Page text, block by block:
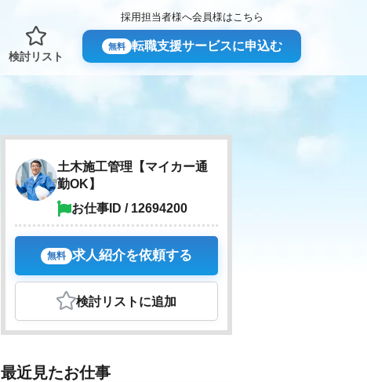
検討リスト
採用担当者様へ会員様はこちら
無料 転職支援サービスに申込む
土木施工管理【マイカー通
勤OK】
お仕事ID / 12694200
無料 求人紹介を依頼する
検討リスト に追加
最近見たお仕事